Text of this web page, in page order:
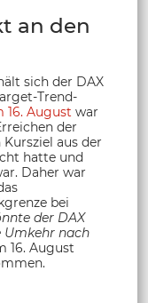
an den
sich der DAX
Trend-
16. August war
der
aus der
hatte und
Daher war
bei
der DAX
Umkehr nach
16. August